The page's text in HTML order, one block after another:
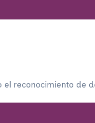
el reconocimiento